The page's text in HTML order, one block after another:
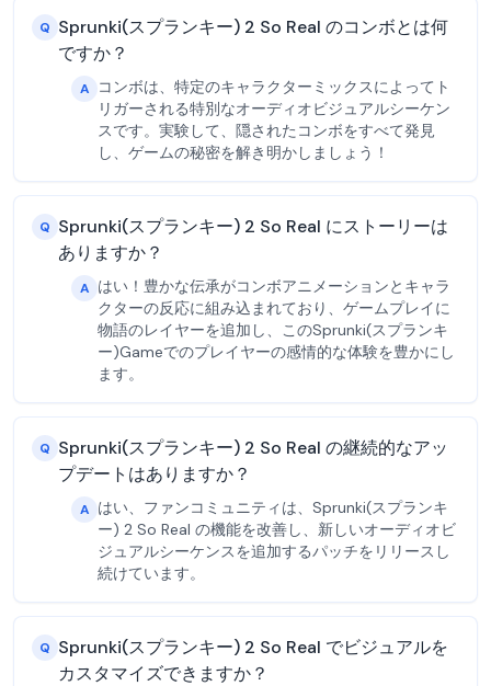
Q Sprunki(スプランキー) 2 So Real のコンボとは何
ですか？
A
コンボは、特定のキャラクターミックスによってト
リガーされる特別なオーディオビジュアルシーケン
スです。実験して、隠されたコンボをすべて発見
し、ゲームの秘密を解き明かしましょう！
Q Sprunki(スプランキー) 2 So Real にストーリーは
ありますか？
A はい！豊かな伝承がコンボアニメーションとキャラ
クターの反応に組み込まれており、ゲームプレイに
物語のレイヤーを追加し、このSprunki(スプランキ
ー)Gameでのプレイヤーの感情的な体験を豊かにし
ます。
Q Sprunki(スプランキー) 2 So Real の継続的なアッ
プデートはありますか？
A はい、ファンコミュニティは、Sprunki(スプランキ
ー) 2 So Real の機能を改善し、新しいオーディオビ
ジュアルシーケンスを追加するパッチをリリースし
続けています。
Q Sprunki(スプランキー) 2 So Real でビジュアルを
カスタマイズできますか？